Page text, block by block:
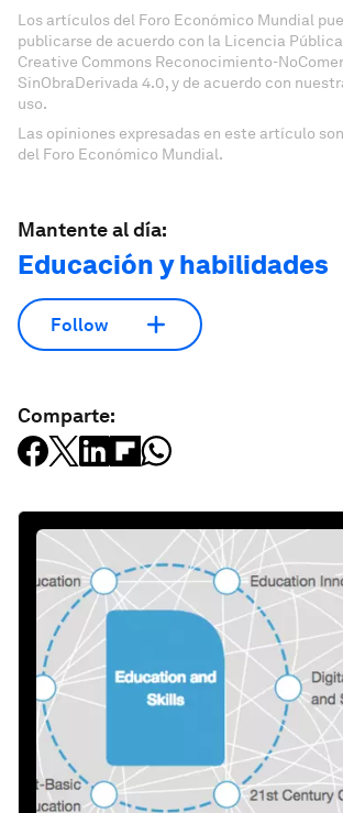
Los artículos del Foro Económico Mundial
publicarse de acuerdo con la Licencia
Creative Commons Reconocimiento-
SinObraDerivada 4.0, y de acuerdo con
uso.
Las opiniones expresadas en este artículo
del Foro Económico Mundial.
Mantente al día:
Educación y habilidades
Follow
Comparte: